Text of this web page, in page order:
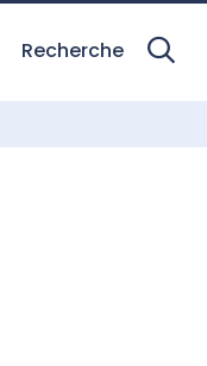
Recherche